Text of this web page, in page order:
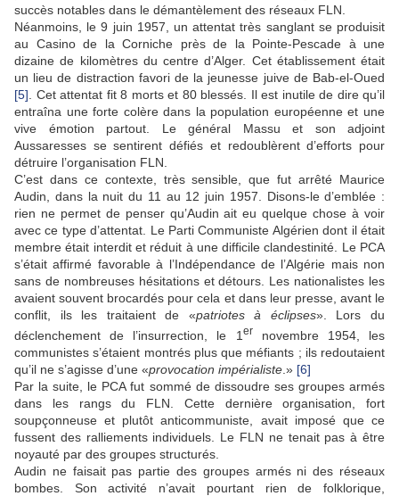
succès notables dans le démantèlement des réseaux FLN.
Néanmoins, le 9 juin 1957, un attentat très sanglant se produisit
au Casino de la Corniche près de la Pointe-Pescade à une
dizaine de kilomètres du centre d’Alger. Cet établissement était
un lieu de distraction favori de la jeunesse juive de Bab-el-Oued
[5] . Cet attentat fit 8 morts et 80 blessés. Il est inutile de dire qu’il
entraîna une forte colère dans la population européenne et une
vive émotion partout. Le général Massu et son adjoint
Aussaresses se sentirent défiés et redoublèrent d’efforts pour
détruire l’organisation FLN.
C’est dans ce contexte, très sensible, que fut arrêté Maurice
Audin, dans la nuit du 11 au 12 juin 1957. Disons-le d’emblée :
rien ne permet de penser qu’Audin ait eu quelque chose à voir
avec ce type d’attentat. Le Parti Communiste Algérien dont il était
membre était interdit et réduit à une difficile clandestinité. Le PCA
s’était affirmé favorable à l’Indépendance de l’Algérie mais non
sans de nombreuses hésitations et détours. Les nationalistes les
avaient souvent brocardés pour cela et dans leur presse, avant le
conflit, ils les traitaient de «patriotes à éclipses». Lors du
déclenchement de l’insurrection, le 1 er
novembre 1954, les
communistes s’étaient montrés plus que méfiants ; ils redoutaient
qu’il ne s’agisse d’une «provocation impérialiste .» [6]
Par la suite, le PCA fut sommé de dissoudre ses groupes armés
dans les rangs du FLN. Cette dernière organisation, fort
soupçonneuse et plutôt anticommuniste, avait imposé que ce
fussent des ralliements individuels. Le FLN ne tenait pas à être
noyauté par des groupes structurés.
Audin ne faisait pas partie des groupes armés ni des réseaux
bombes. Son activité n’avait pourtant rien de folklorique,